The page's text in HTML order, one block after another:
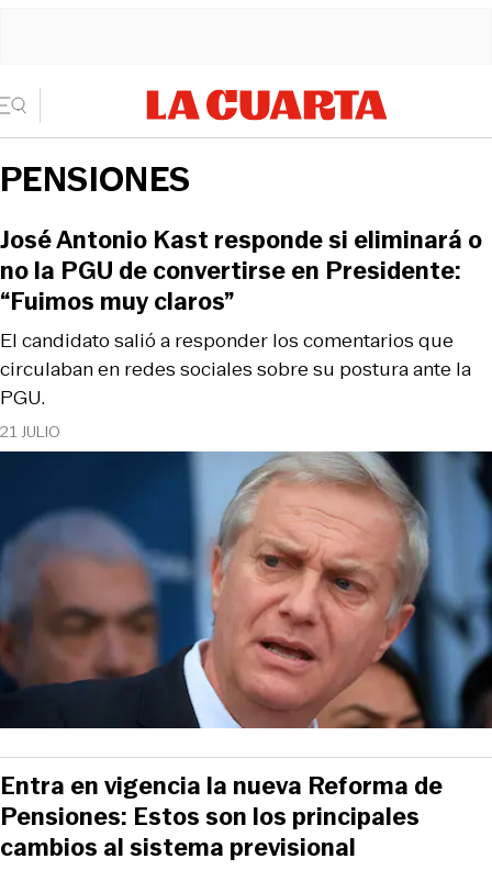
PENSIONES
21 JULIO
El candidato salió a responder los comentarios que
circulaban en redes sociales sobre su postura ante la
PGU.
José Antonio Kast responde si eliminará o
no la PGU de convertirse en Presidente:
“Fuimos muy claros”
Entra en vigencia la nueva Reforma de
Pensiones: Estos son los principales
cambios al sistema previsional